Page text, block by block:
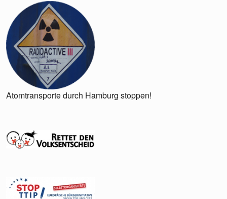
Atomtransporte durch Hamburg stoppen!